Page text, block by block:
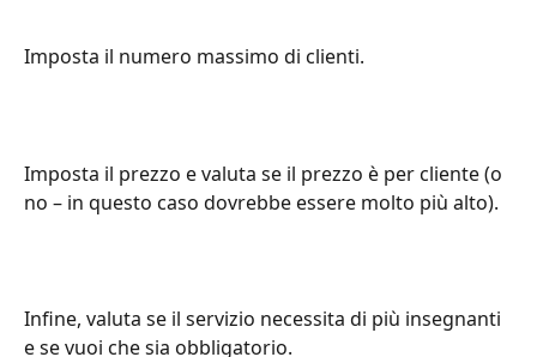
Imposta il numero massimo di clienti.
Imposta il prezzo e valuta se il prezzo è per cliente (o
no – in questo caso dovrebbe essere molto più alto).
Infine, valuta se il servizio necessita di più insegnanti
e se vuoi che sia obbligatorio.